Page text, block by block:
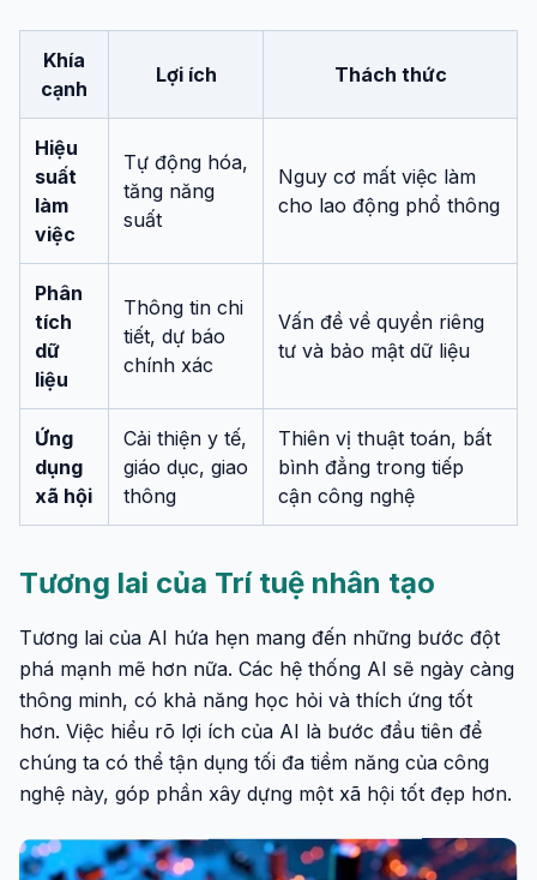
Khía
cạnh
Lợi ích Thách thức
Hiệu
suất
làm
việc
Tự động hóa,
tăng năng
suất
Nguy cơ mất việc làm
cho lao động phổ thông
Phân
tích
dữ
liệu
Thông tin chi
tiết, dự báo
chính xác
Vấn đề về quyền riêng
tư và bảo mật dữ liệu
Ứng
dụng
xã hội
Cải thiện y tế,
giáo dục, giao
thông
Thiên vị thuật toán, bất
bình đẳng trong tiếp
cận công nghệ
Tương lai của Trí tuệ nhân tạo
Tương lai của AI hứa hẹn mang đến những bước đột
phá mạnh mẽ hơn nữa. Các hệ thống AI sẽ ngày càng
thông minh, có khả năng học hỏi và thích ứng tốt
hơn. Việc hiểu rõ lợi ích của AI là bước đầu tiên để
chúng ta có thể tận dụng tối đa tiềm năng của công
nghệ này, góp phần xây dựng một xã hội tốt đẹp hơn.